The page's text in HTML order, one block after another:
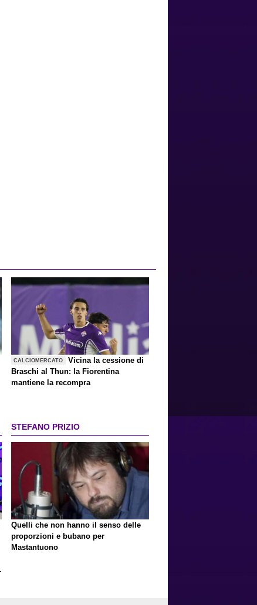
CALCIOMERCATO
Vicina la cessione di
Braschi al Thun: la Fiorentina
mantiene la recompra
STEFANO PRIZIO
Quelli che non hanno il senso delle
proporzioni e bubano per
Mastantuono